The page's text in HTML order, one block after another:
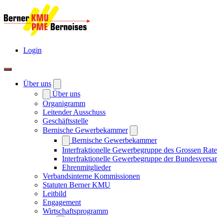
Login
Über uns
Über uns
Organigramm
Leitender Ausschuss
Geschäftsstelle
Bernische Gewerbekammer
Bernische Gewerbekammer
Interfraktionelle Gewerbegruppe des Grossen
Interfraktionelle Gewerbegruppe der
Ehrenmitglieder
Verbandsinterne Kommissionen
Statuten Berner KMU
Leitbild
Engagement
Wirtschaftsprogramm